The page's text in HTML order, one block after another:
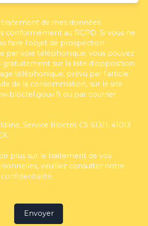
de mes données
conformément au RGPD. Si vous ne
faire l'objet de prospection
par voie téléphonique, vous pouvez
gratuitement sur la liste d'opposition
téléphonique, prévu par l'article
de la consommation, sur le site
ou par courrier
Service Bloctel, CS 61311, 41013
plus sur le traitement de vos
veuillez consulter notre
.
Envoyer